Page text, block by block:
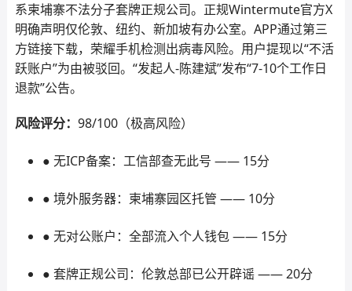
系柬埔寨不法分子套牌正规公司。正规Wintermute官方X
明确声明仅伦敦、纽约、新加坡有办公室。APP通过第三
方链接下载，荣耀手机检测出病毒风险。用户提现以“不活
跃账户”为由被驳回。“发起人-陈建斌”发布“7-10个工作日
退款”公告。
风险评分： 98/100（极高风险）
● 无ICP备案：工信部查无此号 —— 15分
● 境外服务器：柬埔寨园区托管 —— 10分
● 无对公账户：全部流入个人钱包 —— 15分
● 套牌正规公司：伦敦总部已公开辟谣 —— 20分